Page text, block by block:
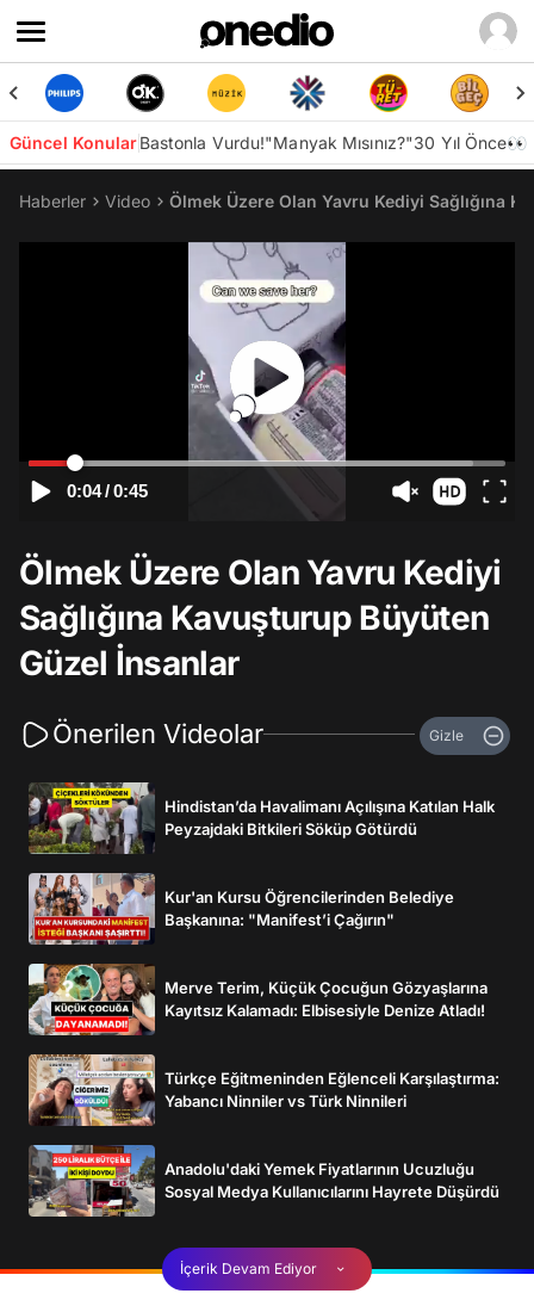
Güncel KonularBastonla Vurdu!"Manyak Mısınız?"30 Yıl Önce👀
Haberler Video Ölmek Üzere Olan Yavru Kediyi Sağlığına
0:04/0:45
Ölmek Üzere Olan Yavru Kediyi
Sağlığına Kavuşturup Büyüten
Güzel İnsanlar
Önerilen Videolar Gizle
Hindistan’da Havalimanı Açılışına Katılan Halk
Peyzajdaki Bitkileri Söküp Götürdü
Kur'an Kursu Öğrencilerinden Belediye
Başkanına: "Manifest’i Çağırın"
Merve Terim, Küçük Çocuğun Gözyaşlarına
Kayıtsız Kalamadı: Elbisesiyle Denize Atladı!
Türkçe Eğitmeninden Eğlenceli Karşılaştırma:
Yabancı Ninniler vs Türk Ninnileri
Anadolu'daki Yemek Fiyatlarının Ucuzluğu
Sosyal Medya Kullanıcılarını Hayrete Düşürdü
İçerik Devam Ediyor